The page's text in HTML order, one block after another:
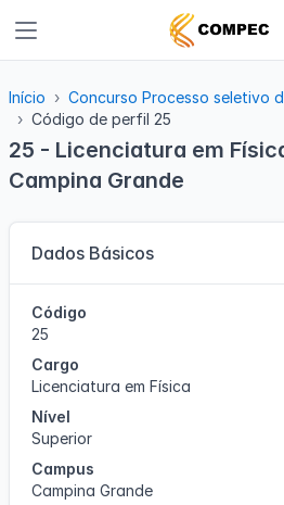
Início
Concurso Processo seletivo
Código de perfil 25
25 - Licenciatura em
Campina Grande
Dados Básicos
Código
25
Cargo
Licenciatura em Física
Nível
Superior
Campus
Campina Grande